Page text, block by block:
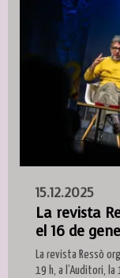
15.12.2025
La revista
el 16 de
La revista Ressò
19 h, a l’Auditori, la